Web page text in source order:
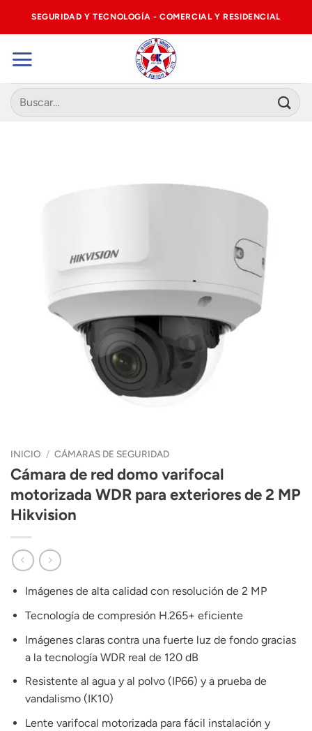
SEGURIDAD Y TECNOLOGÍA - COMERCIAL Y RESIDENCIAL
Buscar
por:
INICIO / CÁMARAS DE SEGURIDAD
Cámara de red domo varifocal
motorizada WDR para exteriores de 2 MP
Hikvision
Imágenes de alta calidad con resolución de 2 MP
Tecnología de compresión H.265+ eficiente
Imágenes claras contra una fuerte luz de fondo gracias
a la tecnología WDR real de 120 dB
Resistente al agua y al polvo (IP66) y a prueba de
vandalismo (IK10)
Lente varifocal motorizada para fácil instalación y